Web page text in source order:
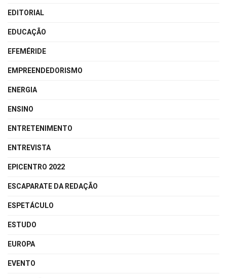
EDITORIAL
EDUCAÇÃO
EFEMÉRIDE
EMPREENDEDORISMO
ENERGIA
ENSINO
ENTRETENIMENTO
ENTREVISTA
EPICENTRO 2022
ESCAPARATE DA REDAÇÃO
ESPETÁCULO
ESTUDO
EUROPA
EVENTO